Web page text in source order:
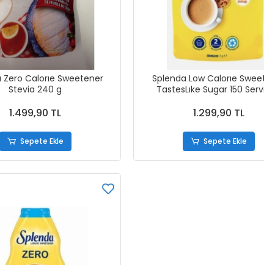
Zero Calorıe Sweetener
Stevia 240 g
1.499,90 TL
Sepete Ekle
Splenda Low Calorıe
TastesLıke Sugar 150
1.299,90 TL
Sepete Ekle